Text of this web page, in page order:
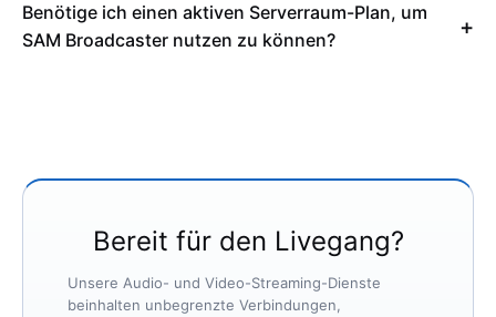
Benötige ich einen aktiven Serverraum-Plan, um
SAM Broadcaster nutzen zu können?
Bereit für den Livegang?
Unsere Audio- und Video-Streaming-Dienste
beinhalten unbegrenzte Verbindungen,